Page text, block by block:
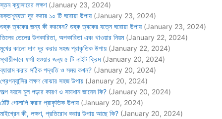
স্তন ক্যান্সারের লক্ষণ (January 23, 2024)
রক্তশূন্যতা দূর করার ১০ টি ঘরোয়া উপায় (January 23, 2024)
শুষ্ক ত্বকের জন্য কী করবেন? শুষ্ক ত্বকের যত্নে ঘরোয়া উপায় (January 23, 2024)
তিলের তেলের উপকারিতা, অপকারিতা এবং খাওয়ার নিয়ম (January 22, 2024)
মুখের কালো দাগ দূর করার সহজ প্রাকৃতিক উপায় (January 22, 2024)
স্থায়ীভাবে ফর্সা হওয়ার জন্য ৫ টি নাইট ক্রিম (January 20, 2024)
ব্যায়াম করার সঠিক পদ্ধতি ও সময় কখন? (January 20, 2024)
প্রেগন্যান্সির লক্ষণ বোঝার সহজ উপায় (January 20, 2024)
অল্প বয়সে চুল পড়ার কারণ ও সমাধান জানেন কি? (January 20, 2024)
ঠোঁট গোলাপি করার প্রাকৃতিক উপায় (January 20, 2024)
মাইগ্রেন কী, লক্ষণ, প্রতিরোধ করার উপায় আছে কি? (January 20, 2024)